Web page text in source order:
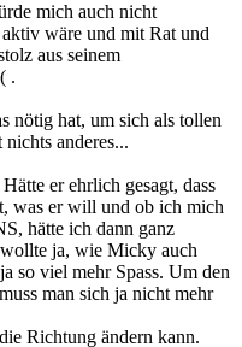
mich auch nicht
wäre und mit Rat und
aus seinem
.
nötig hat, um sich als tollen
anderes...
er ehrlich gesagt, dass
was er will und ob ich mich
hätte ich dann ganz
ja, wie Micky auch
so viel mehr Spass. Um den
man sich ja nicht mehr
Richtung ändern kann.